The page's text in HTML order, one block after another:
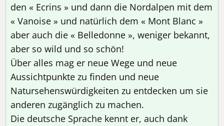
den « Ecrins » und dann die Nordalpen mit dem
« Vanoise » und natürlich dem « Mont Blanc »
aber auch die « Belledonne », weniger bekannt,
aber so wild und so schön!
Über alles mag er neue Wege und neue
Aussichtpunkte zu finden und neue
Natursehenswürdigkeiten zu entdecken um sie
anderen zugänglich zu machen.
Die deutsche Sprache kennt er, auch dank